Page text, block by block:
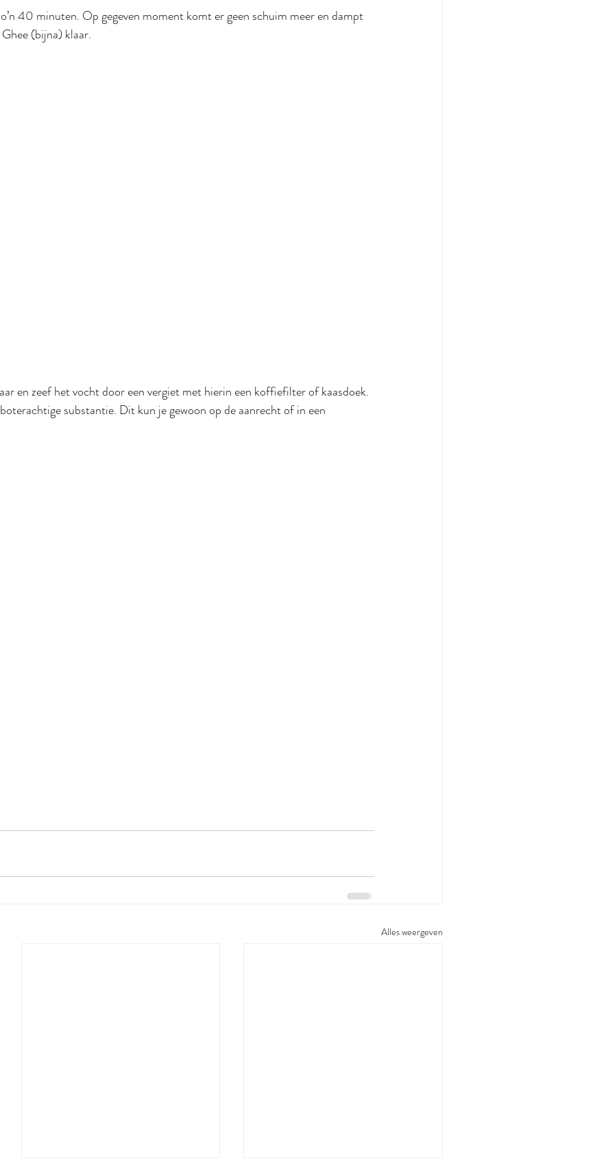
40 minuten. Op gegeven moment komt er geen schuim meer en dampt
(bijna) klaar.
en zeef het vocht door een vergiet met hierin een koffiefilter of kaasdoek.
substantie. Dit kun je gewoon op de aanrecht of in een
Alles weergeven